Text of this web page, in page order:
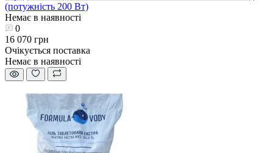
(потужність 200 Вт)
Немає в наявності
0
16 070 грн
Очікується поставка
Немає в наявності